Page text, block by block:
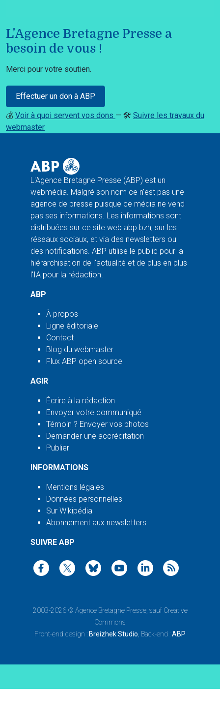
L'Agence Bretagne Presse a
besoin de vous !
Merci pour votre soutien.
Effectuer un don à ABP
💰 Voir à quoi servent vos dons — 🛠️ Suivre les travaux du
webmaster
L'Agence Bretagne Presse (ABP) est un
webmédia. Malgré son nom ce n'est pas une
agence de presse puisque ce média ne vend
pas ses informations. Les informations sont
distribuées sur ce site web abp.bzh, sur les
réseaux sociaux, et via des newsletters ou
des notifications. ABP utilise le public pour la
hiérarchisation de l'actualité et de plus en plus
l'IA pour la rédaction.
ABP
À propos
Ligne éditoriale
Contact
Blog du webmaster
Flux ABP open source
AGIR
Écrire à la rédaction
Envoyer votre communiqué
Témoin ? Envoyer vos photos
Demander une accréditation
Publier
INFORMATIONS
Mentions légales
Données personnelles
Sur Wikipédia
Abonnement aux newsletters
SUIVRE ABP
2003-2026 © Agence Bretagne Presse, sauf Creative
Commons
Front-end design : Breizhek Studio, Back-end :ABP